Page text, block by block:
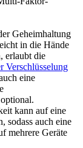
Geheimhaltung
in die Hände
erlaubt die
Verschlüsselung
eine
kann auf eine
sodass auch eine
mehrere Geräte